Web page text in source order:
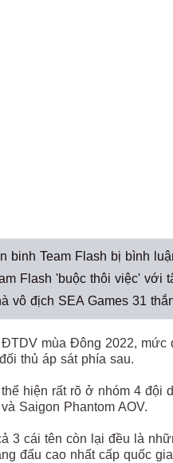
binh Team Flash bị bình
Flash 'buộc thôi việc' với
vô địch SEA Games 31
mùa Đông 2022, mức
thủ áp sát phía sau.
hiện rất rõ ở nhóm 4 đội
Saigon Phantom AOV.
3 cái tên còn lại đều là
đấu cao nhất cấp quốc